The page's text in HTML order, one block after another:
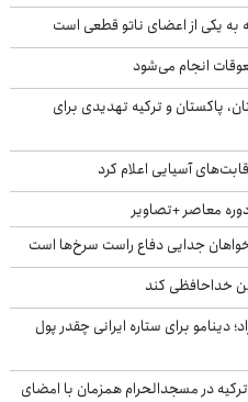
به یکی از اعضای ناتو قطعی است
انجام می‌شود
پاکستان و ترکیه تهدیدی برای
آسیایی اعلام کرد
خواهان جدایی دفاع راست سرخ‌ها است
خداحافظی کند
دینامو برای ستاره ایرانی چقدر پول
در مسجدالحرام همزمان با امضای